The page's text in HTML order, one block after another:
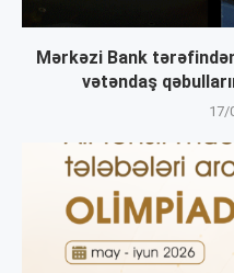
Mərkəzi Bank
vətəndaş
17/